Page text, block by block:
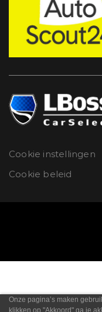
Cookie instellingen
Cookie beleid
Onze pagina’s maken
klikken op "Akkoord" ga je